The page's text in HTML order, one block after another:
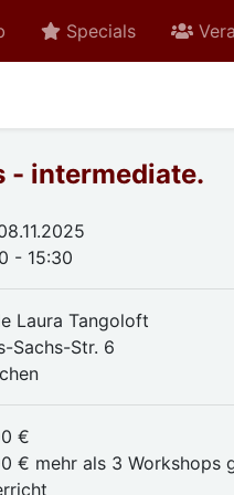
Specials
- intermediate.
- 15:30
Laura Tangoloft
Sachs-Str. 6
€
€ mehr als 3 Workshops